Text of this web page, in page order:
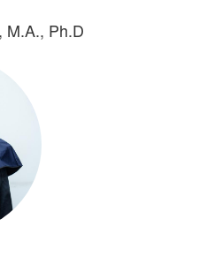
M.A., Ph.D